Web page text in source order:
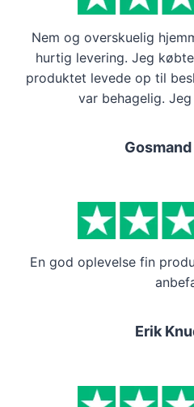
vælges
varesiden
Nem og overskuelig
hurtig levering. Jeg
produktet levede op til
var behagelig.
En god oplevelse fin
Erik